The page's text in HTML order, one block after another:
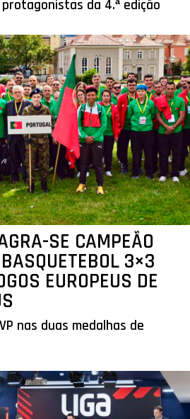
da 4.ª edição
SE CAMPEÃO
3×3
EUROPEUS DE
nas duas medalhas de